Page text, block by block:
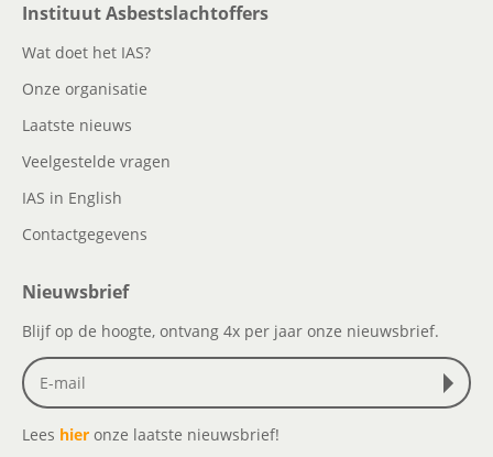
Instituut Asbestslachtoffers
Wat doet het IAS?
Onze organisatie
Laatste nieuws
Veelgestelde vragen
IAS in English
Contactgegevens
Nieuwsbrief
Blijf op de hoogte, ontvang 4x per jaar onze nieuwsbrief.
Lees hier onze laatste nieuwsbrief!